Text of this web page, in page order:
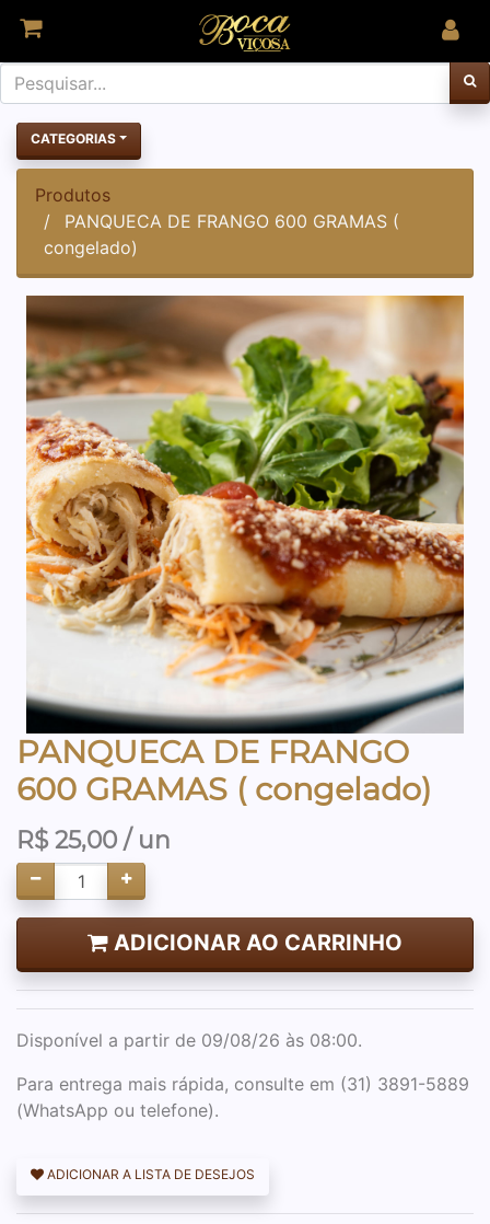
CATEGORIAS
Produtos
PANQUECA DE FRANGO 600 GRAMAS (
congelado)
PANQUECA DE FRANGO
600 GRAMAS ( congelado)
R$25,00 / un
ADICIONAR AO CARRINHO
Disponível a partir de 09/08/26 às 08:00.
Para entrega mais rápida, consulte em (31) 3891-5889
(WhatsApp ou telefone).
ADICIONAR A LISTA DE DESEJOS